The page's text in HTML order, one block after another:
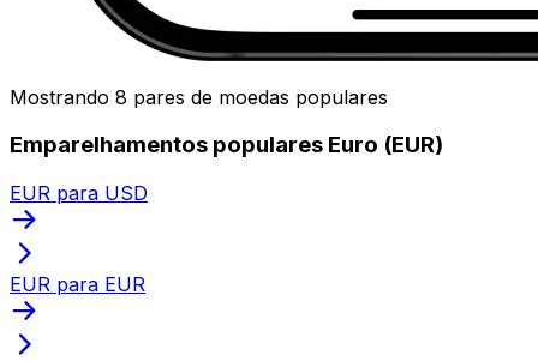
Mostrando 8 pares de moedas populares
Emparelhamentos populares Euro (EUR)
EUR para USD
EUR para EUR